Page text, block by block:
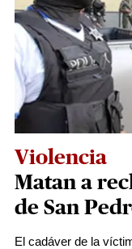
Violencia
Matan a
de San
El cadáver de la